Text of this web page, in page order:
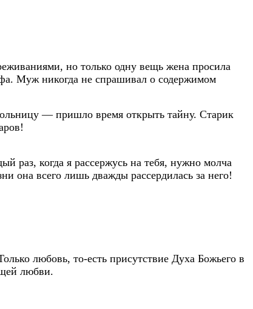
но только одну вещь жена просила
Муж никогда не спрашивал о содержимом
— пришло время открыть тайну. Старик
раз, когда я рассержусь на тебя, нужно молча
она всего лишь дважды рассердилась за него!
любовь, то-есть присутствие Духа Божьего в
любви.